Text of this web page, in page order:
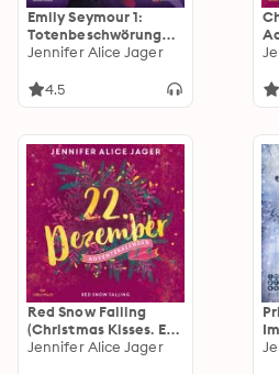
Emily Seymour 1:
Totenbeschwörung
für Anfänger
Jennifer Alice Jager
4.5
Red Snow Falling
(Christmas Kisses. Ein
Adventskalender 22)
Jennifer Alice Jager